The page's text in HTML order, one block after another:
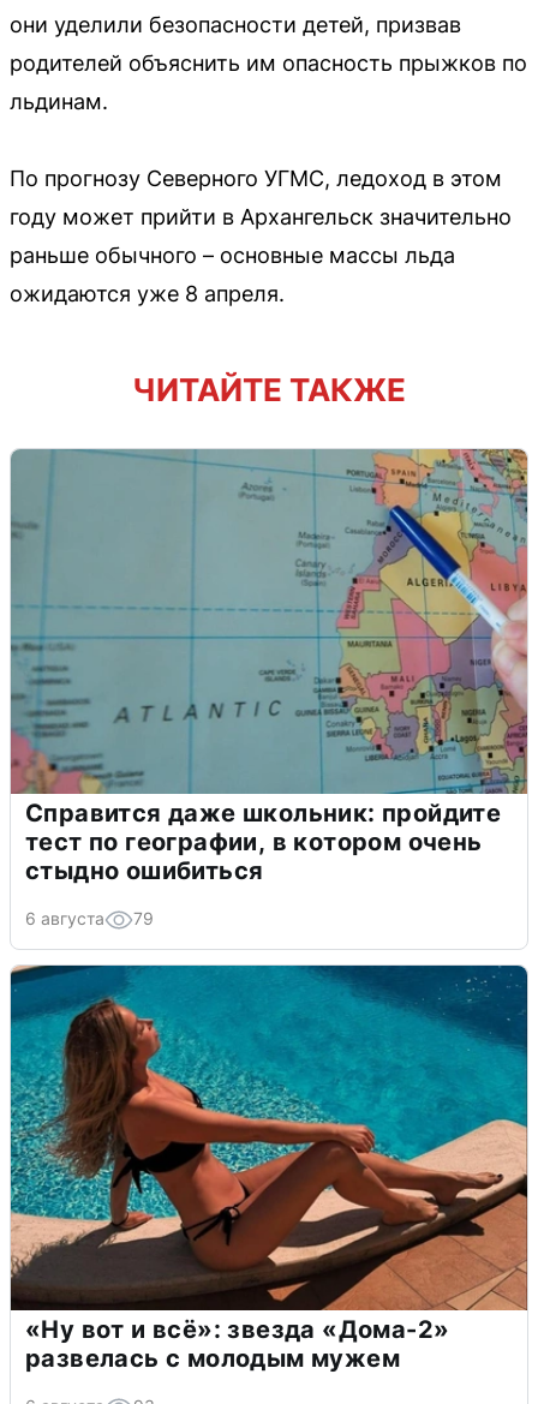
они уделили безопасности детей, призвав
родителей объяснить им опасность прыжков по
льдинам.
По прогнозу Северного УГМС, ледоход в этом
году может прийти в Архангельск значительно
раньше обычного – основные массы льда
ожидаются уже 8 апреля.
ЧИТАЙТЕ ТАКЖЕ
Справится даже школьник: пройдите
тест по географии, в котором очень
стыдно ошибиться
6 августа 79
«Ну вот и всё»: звезда «Дома-2»
развелась с молодым мужем